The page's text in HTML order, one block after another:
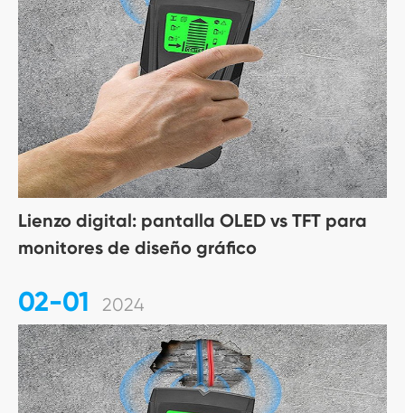
Lienzo digital: pantalla OLED vs TFT para
monitores de diseño gráfico
02-01 2024